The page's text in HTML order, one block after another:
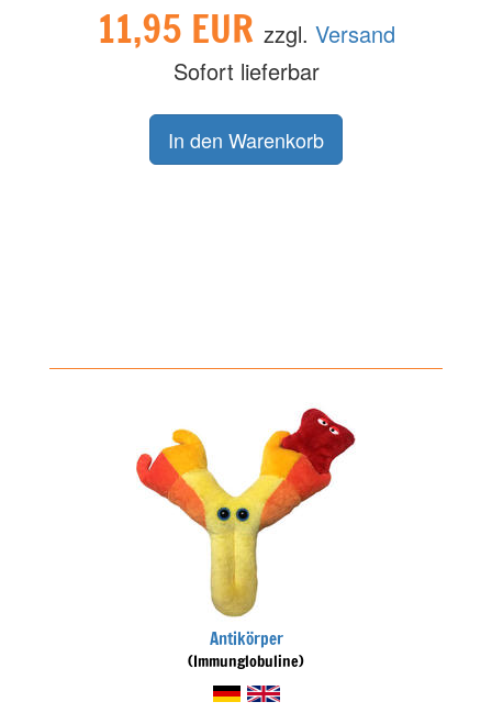
11,95 EUR zzgl. Versand
Sofort lieferbar
Antikörper
(Immunglobuline)